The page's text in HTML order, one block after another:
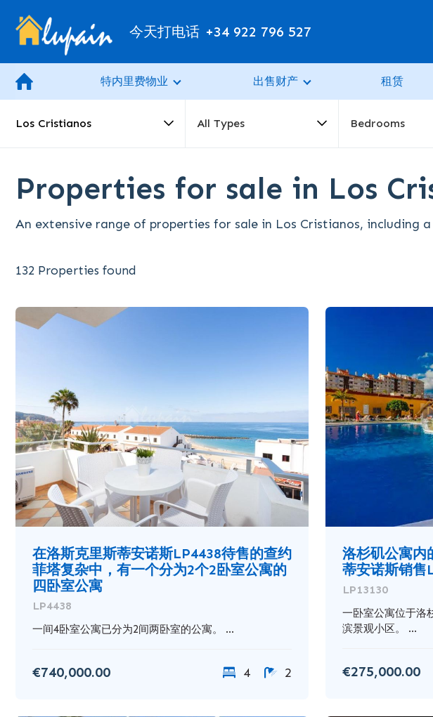
今天打电话 +34 922 796 527
特内里费物业 出售财产 租赁
Los Cristianos All Types Bedrooms
Properties for sale in Los
An extensive range of properties for sale in Los Cristianos, including
132 Properties found
在洛斯克里斯蒂安诺斯LP4438待售的查约
菲塔复杂中，有一个分为2个2卧室公寓的
四卧室公寓
LP4438
一间4卧室公寓已分为2间两卧室的公寓。 ...
€740,000.00 4 2
洛杉矶公寓内
蒂安诺斯销售
LP13130
一卧室公寓位于洛
滨景观小区。 ...
€275,000.00